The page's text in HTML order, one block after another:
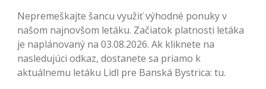
Nepremeškajte šancu využiť výhodné ponuky v
našom najnovšom letáku. Začiatok platnosti letáka
je naplánovaný na 03.08.2026. Ak kliknete na
nasledujúci odkaz, dostanete sa priamo k
aktuálnemu letáku Lidl pre Banská Bystrica: tu.